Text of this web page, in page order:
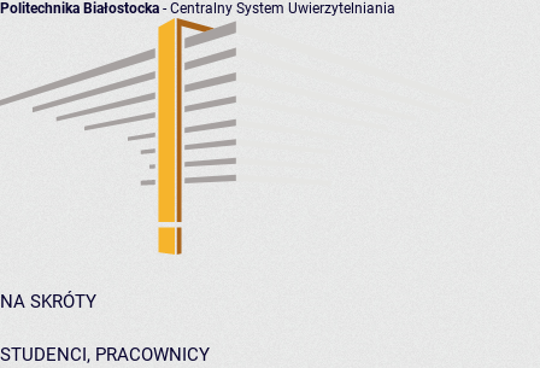
Politechnika Białostocka - Centralny System Uwierzytelniania
NA SKRÓTY
STUDENCI, PRACOWNICY